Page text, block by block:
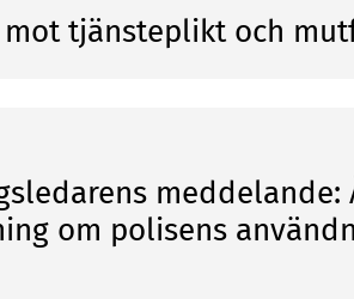
tjänsteplikt och
om polisens